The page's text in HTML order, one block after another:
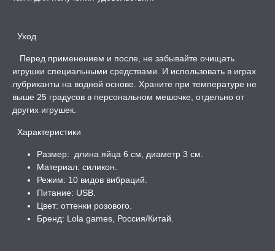
Уход
Перед применением и после, не забывайте очищать
игрушки специальными средствами. И использовать в играх
лубриканты на водной основе. Храните при температуре не
выше 25 градусов в персональном мешочке, отдельно от
других игрушек.
Характеристики
Размер: длина яйца 6 см, диаметр 3 см.
Материал: силикон.
Режим: 10 видов вибраций.
Питание: USB.
Цвет: оттенки розового.
Бренд: Lola games, Россия/Китай.